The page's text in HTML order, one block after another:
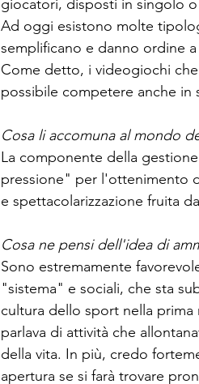
giocatori, disposti in singolo
Ad oggi esistono molte
semplificano e danno ordine
Come detto, i videogiochi
possibile competere anche in
Cosa li accomuna al mondo
La componente della
pressione" per l'ottenimento
e spettacolarizzazione fruita
Cosa ne pensi dell'idea di
Sono estremamente
"sistema" e sociali, che sta
cultura dello sport nella
parlava di attività che
della vita. In più, credo
apertura se si farà trovare